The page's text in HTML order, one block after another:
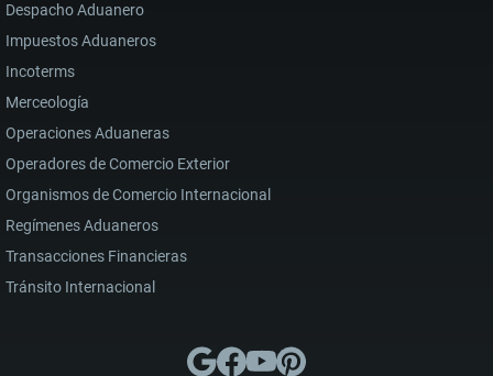
Despacho Aduanero
Impuestos Aduaneros
Incoterms
Merceología
Operaciones Aduaneras
Operadores de Comercio Exterior
Organismos de Comercio Internacional
Regímenes Aduaneros
Transacciones Financieras
Tránsito Internacional